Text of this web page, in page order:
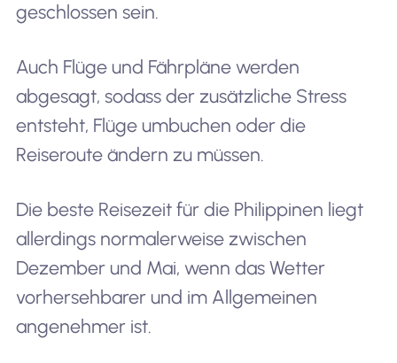
geschlossen sein.
Auch Flüge und Fährpläne werden
abgesagt, sodass der zusätzliche Stress
entsteht, Flüge umbuchen oder die
Reiseroute ändern zu müssen.
Die beste Reisezeit für die Philippinen liegt
allerdings normalerweise zwischen
Dezember und Mai, wenn das Wetter
vorhersehbarer und im Allgemeinen
angenehmer ist.